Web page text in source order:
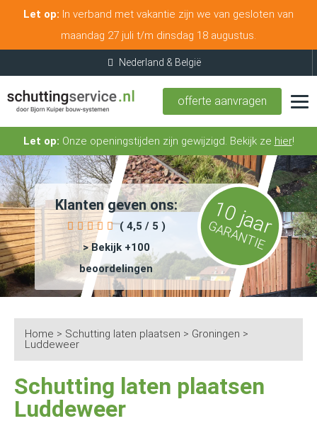
Let op: In verband met vakantie zijn we van gesloten van
maandag 27 juli t/m dinsdag 18 augustus.
offerte aanvragen
Let op: Onze openingstijden zijn gewijzigd. Bekijk ze hier!
Klanten geven ons:
( 4,5 / 5 )
> Bekijk +100
beoordelingen
10 jaar
GARANTIE
Home > Schutting laten plaatsen > Groningen >
Luddeweer
Schutting laten plaatsen
Luddeweer